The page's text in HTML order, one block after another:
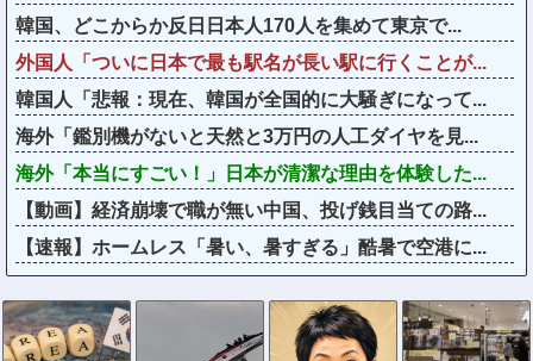
韓国、どこからか反日日本人170人を集めて東京で...
外国人「ついに日本で最も駅名が長い駅に行くことが...
韓国人「悲報：現在、韓国が全国的に大騒ぎになって...
海外「鑑別機がないと天然と3万円の人工ダイヤを見...
海外「本当にすごい！」日本が清潔な理由を体験した...
【動画】経済崩壊で職が無い中国、投げ銭目当ての路...
【速報】ホームレス「暑い、暑すぎる」酷暑で空港に...